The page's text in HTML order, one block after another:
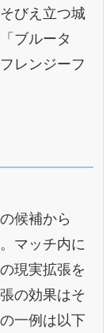
びえ⽴つ城
ブルータ
レンジーフ
候補から
マッチ内に
現実拡張を
の効果はそ
⼀例は以下